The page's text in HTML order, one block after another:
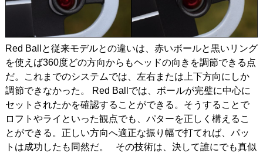
Red Ballと従来モデルとの違いは、赤いボールと黒いリング
を使えば360度どの方向からもヘッドの向きを調節できる点
だ。これまでのシステムでは、左右または上下方向にしか
調節できなかった。 Red Ballでは、ボールが完璧に中心に
セットされたかを確認することができる。そうすることで
ロフトやライといった観点でも、パターを正しく構えるこ
とができる。正しい方向へ適正な振り幅で打てれば、パッ
トは成功したも同然だ。 その技術は、決して誰にでも真似